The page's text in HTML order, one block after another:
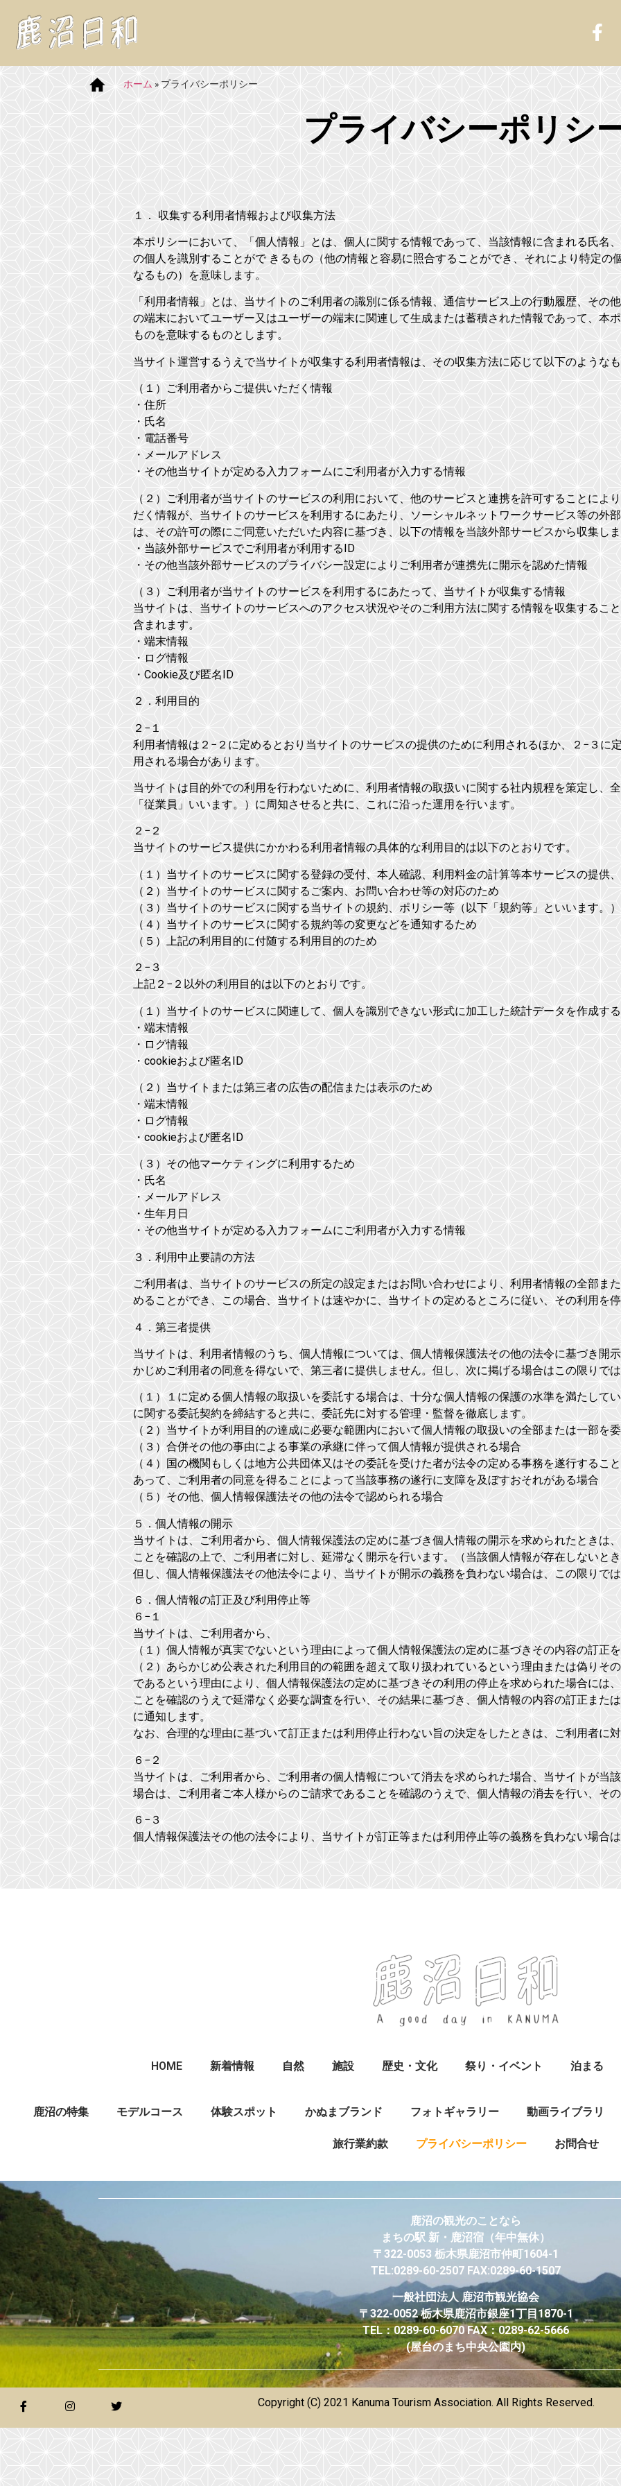
ホーム » プライバシーポリシー
プライバシーポリシ
１． 収集する利用者情報および収集方法
本ポリシーにおいて、「個人情報」とは、個人に関する情報であって、当該情報に含まれる氏名
の個人を識別することがで きるもの（他の情報と容易に照合することができ、それにより特定の
なるもの）を意味します。
「利用者情報」とは、当サイトのご利用者の識別に係る情報、通信サービス上の行動履歴、その
の端末においてユーザー又はユーザーの端末に関連して生成または蓄積された情報であって、本
ものを意味するものとします。
当サイト運営するうえで当サイトが収集する利用者情報は、その収集方法に応じて以下のような
（１）ご利用者からご提供いただく情報
・住所
・氏名
・電話番号
・メールアドレス
・その他当サイトが定める入力フォームにご利用者が入力する情報
（２）ご利用者が当サイトのサービスの利用において、他のサービスと連携を許可することによ
だく情報が、当サイトのサービスを利用するにあたり、ソーシャルネットワークサービス等の外
は、その許可の際にご同意いただいた内容に基づき、以下の情報を当該外部サービスから収集し
・当該外部サービスでご利用者が利用するID
・その他当該外部サービスのプライバシー設定によりご利用者が連携先に開示を認めた情報
（３）ご利用者が当サイトのサービスを利用するにあたって、当サイトが収集する情報
当サイトは、当サイトのサービスへのアクセス状況やそのご利用方法に関する情報を収集するこ
含まれます。
・端末情報
・ログ情報
・Cookie及び匿名ID
２．利用目的
２−１
利用者情報は２−２に定めるとおり当サイトのサービスの提供のために利用されるほか、２−３に
用される場合があります。
当サイトは目的外での利用を行わないために、利用者情報の取扱いに関する社内規程を策定し、
「従業員」いいます。）に周知させると共に、これに沿った運用を行います。
２−２
当サイトのサービス提供にかかわる利用者情報の具体的な利用目的は以下のとおりです。
（１）当サイトのサービスに関する登録の受付、本人確認、利用料金の計算等本サービスの提供
（２）当サイトのサービスに関するご案内、お問い合わせ等の対応のため
（３）当サイトのサービスに関する当サイトの規約、ポリシー等（以下「規約等」といいます。
（４）当サイトのサービスに関する規約等の変更などを通知するため
（５）上記の利用目的に付随する利用目的のため
２−３
上記２−２以外の利用目的は以下のとおりです。
（１）当サイトのサービスに関連して、個人を識別できない形式に加工した統計データを作成す
・端末情報
・ログ情報
・cookieおよび匿名ID
（２）当サイトまたは第三者の広告の配信または表示のため
・端末情報
・ログ情報
・cookieおよび匿名ID
（３）その他マーケティングに利用するため
・氏名
・メールアドレス
・生年月日
・その他当サイトが定める入力フォームにご利用者が入力する情報
３．利用中止要請の方法
ご利用者は、当サイトのサービスの所定の設定またはお問い合わせにより、利用者情報の全部ま
めることができ、この場合、当サイトは速やかに、当サイトの定めるところに従い、その利用を
４．第三者提供
当サイトは、利用者情報のうち、個人情報については、個人情報保護法その他の法令に基づき開
かじめご利用者の同意を得ないで、第三者に提供しません。但し、次に掲げる場合はこの限りで
（１）１に定める個人情報の取扱いを委託する場合は、十分な個人情報の保護の水準を満たして
に関する委託契約を締結すると共に、委託先に対する管理・監督を徹底します。
（２）当サイトが利用目的の達成に必要な範囲内において個人情報の取扱いの全部または一部を
（３）合併その他の事由による事業の承継に伴って個人情報が提供される場合
（４）国の機関もしくは地方公共団体又はその委託を受けた者が法令の定める事務を遂行するこ
あって、ご利用者の同意を得ることによって当該事務の遂行に支障を及ぼすおそれがある場合
（５）その他、個人情報保護法その他の法令で認められる場合
５．個人情報の開示
当サイトは、ご利用者から、個人情報保護法の定めに基づき個人情報の開示を求められたときは
ことを確認の上で、ご利用者に対し、延滞なく開示を行います。（当該個人情報が存在しないと
但し、個人情報保護法その他法令により、当サイトが開示の義務を負わない場合は、この限りで
６．個人情報の訂正及び利用停止等
６−１
当サイトは、ご利用者から、
（１）個人情報が真実でないという理由によって個人情報保護法の定めに基づきその内容の訂正
（２）あらかじめ公表された利用目的の範囲を超えて取り扱われているという理由または偽りそ
であるという理由により、個人情報保護法の定めに基づきその利用の停止を求められた場合には
ことを確認のうえで延滞なく必要な調査を行い、その結果に基づき、個人情報の内容の訂正また
に通知します。
なお、合理的な理由に基づいて訂正または利用停止行わない旨の決定をしたときは、ご利用者に
６−２
当サイトは、ご利用者から、ご利用者の個人情報について消去を求められた場合、当サイトが当
場合は、ご利用者ご本人様からのご請求であることを確認のうえで、個人情報の消去を行い、そ
６−３
個人情報保護法その他の法令により、当サイトが訂正等または利用停止等の義務を負わない場合
HOME 新着情報 自然 施設 歴史・文化 祭り・イベント 泊まる
鹿沼の特集 モデルコース 体験スポット かぬまブランド フォトギャラリー 動画ライブラリ
旅行業約款 プライバシーポリシー お問合せ
鹿沼の観光のことなら
まちの駅 新・鹿沼宿 （年中無休）
〒322-0053 栃木県鹿沼市仲町1604-1
TEL:0289-60-2507 FAX:0289-60-1507
一般社団法人 鹿沼市観光協会
〒322-0052 栃木県鹿沼市銀座1丁目1870-1
TEL：0289-60-6070 FAX：0289-62-5666
(屋台のまち中央公園内)
Copyright (C) 2021 Kanuma Tourism Association. All Rights Reserved.